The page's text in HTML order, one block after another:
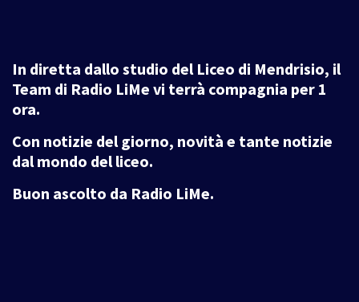
In diretta dallo studio del Liceo di Mendrisio, il
Team di Radio LiMe vi terrà compagnia per 1
ora.
Con notizie del giorno, novità e tante notizie
dal mondo del liceo.
Buon ascolto da Radio LiMe.